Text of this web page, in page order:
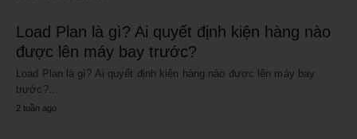
Load Plan là gì? Ai quyết định kiện hàng nào
được lên máy bay trước?
Load Plan là gì? Ai quyết định kiện hàng nào được lên máy bay
trước?…
2 tuần ago